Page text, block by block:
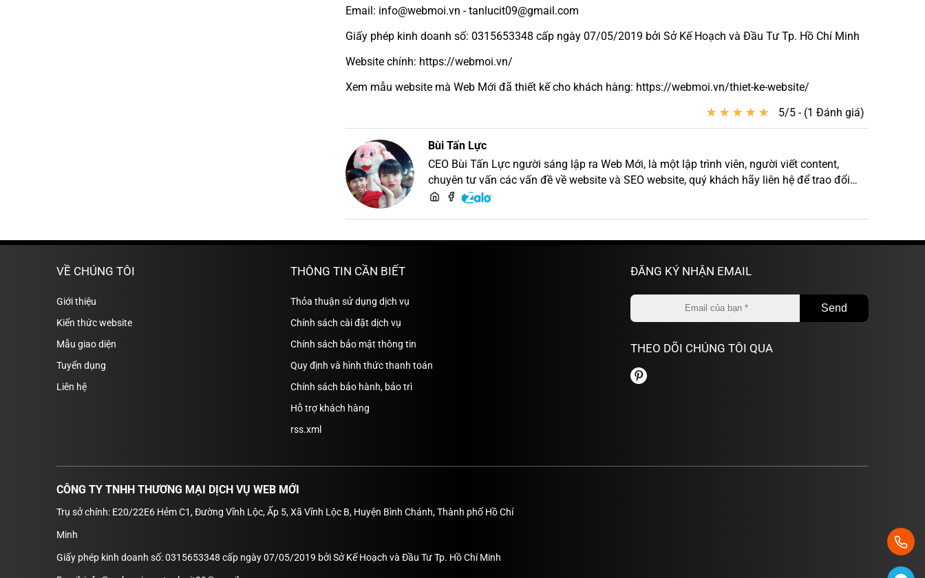
Email: info@webmoi.vn - tanlucit09@gmail.com
Giấy phép kinh doanh số: 0315653348 cấp ngày 07/05/2019 bởi Sở Kế Hoạch và Đầu Tư Tp. Hồ Chí Minh
Website chính: https://webmoi.vn/
Xem mẫu website mà Web Mới đã thiết kế cho khách hàng: https://webmoi.vn/thiet-ke-website/
★ ★ ★ ★ ★
★ ★ ★ ★ ★ 5/5 - (1 Đánh giá)
Bùi Tấn Lực
CEO Bùi Tấn Lực người sáng lập ra Web Mới, là một lập trình viên, người viết content,
chuyên tư vấn các vấn đề về website và SEO website, quý khách hãy liên hệ để trao đổi
thiết kế website
VỀ CHÚNG TÔI
Giới thiệu
Kiến thức website
Mẫu giao diện
Tuyển dụng
Liên hệ
THÔNG TIN CẦN BIẾT
Thỏa thuận sử dụng dịch vụ
Chính sách cài đặt dịch vụ
Chính sách bảo mật thông tin
Quy định và hình thức thanh toán
Chính sách bảo hành, bảo trì
Hỗ trợ khách hàng
rss.xml
ĐĂNG KÝ NHẬN EMAIL
THEO DÕI CHÚNG TÔI QUA
CÔNG TY TNHH THƯƠNG MẠI DỊCH VỤ WEB MỚI
Trụ sở chính: E20/22E6 Hẻm C1, Đường Vĩnh Lộc, Ấp 5, Xã Vĩnh Lộc B, Huyện Bình Chánh, Thành phố Hồ Chí
Minh
Giấy phép kinh doanh số: 0315653348 cấp ngày 07/05/2019 bởi Sở Kế Hoạch và Đầu Tư Tp. Hồ Chí Minh